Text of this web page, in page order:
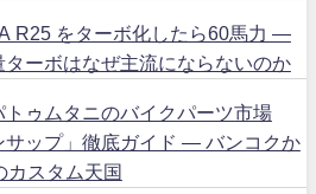
R25 をターボ化したら60馬力 ―
ターボはなぜ主流にならないのか
トゥムタニのバイクパーツ市場
サップ」徹底ガイド ― バンコクか
カスタム天国